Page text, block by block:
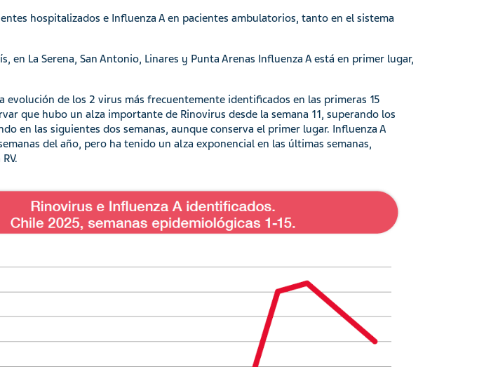
hospitalizados e Influenza A en pacientes ambulatorios, tanto en el sistema
en La Serena, San Antonio, Linares y Punta Arenas Influenza A está en primer lugar,
evolución de los 2 virus más frecuentemente identificados en las primeras 15
que hubo un alza importante de Rinovirus desde la semana 11, superando los
en las siguientes dos semanas, aunque conserva el primer lugar. Influenza A
del año, pero ha tenido un alza exponencial en las últimas semanas,